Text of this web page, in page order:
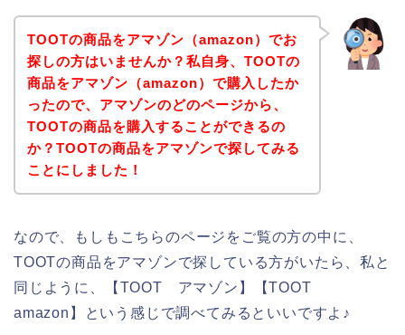
TOOTの商品をアマゾン（amazon）でお
探しの方はいませんか？私自身、TOOTの
商品をアマゾン（amazon）で購入したか
ったので、アマゾンのどのページから、
TOOTの商品を購入することができるの
か？TOOTの商品をアマゾンで探してみる
ことにしました！
なので、もしもこちらのページをご覧の方の中に、
TOOTの商品をアマゾンで探している方がいたら、私と
同じように、【TOOT アマゾン】【TOOT
amazon】という感じで調べてみるといいですよ♪